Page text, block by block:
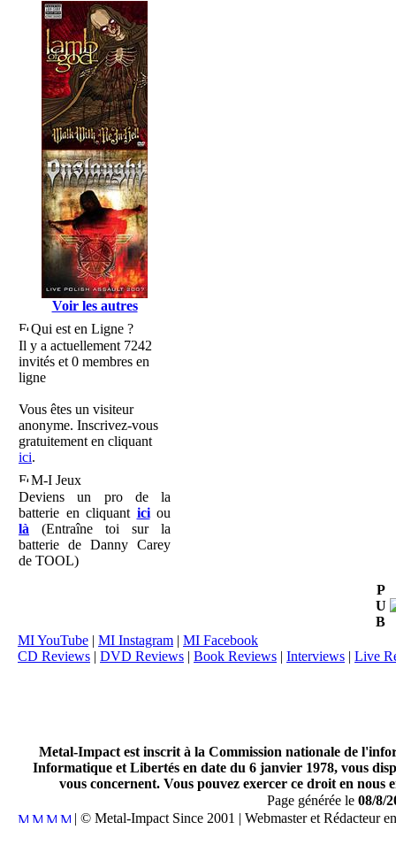
Voir les autres
Qui est en Ligne ?
Il y a actuellement 7242
invités et 0 membres en
ligne
Vous êtes un visiteur
anonyme. Inscrivez-vous
gratuitement en cliquant
ici.
M-I Jeux
Deviens un pro de la
batterie en cliquant iciou
là (Entraîne toi sur la
batterie de Danny Carey
de TOOL)
P
U
B
MI YouTube | MI Instagram | MI Facebook
CD Reviews | DVD Reviews | Book Reviews | Interviews | Live
Metal-Impact est inscrit à la Commission nationale de
Informatique et Libertés en date du 6 janvier 1978, vous
vous concernent. Vous pouvez exercer ce droit en
Page générée le 08/8/
| © Metal-Impact Since 2001 | Webmaster et Rédacteur